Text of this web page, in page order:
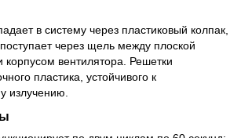
в систему через пластиковый колпак,
через щель между плоской
вентилятора. Решетки
пластика, устойчивого к
излучению.